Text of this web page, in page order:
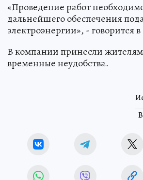
«Проведение работ
дальнейшего обеспечения
электроэнергии», - говорится
В компании принесли
временные неудобства.